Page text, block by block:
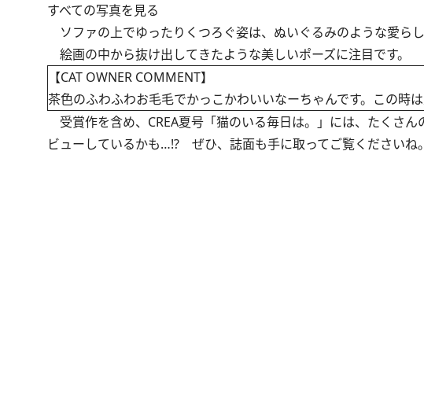
すべての写真を見る
ソファの上でゆったりくつろぐ姿は、ぬいぐるみのような愛らし
絵画の中から抜け出してきたような美しいポーズに注目です。
【CAT OWNER COMMENT】
茶色のふわふわお毛毛でかっこかわいいなーちゃんです。この時
受賞作を含め、 CREA夏号「猫のいる毎日は。」 には、たくさん
ビューしているかも…!? ぜひ、誌面も手に取ってご覧くださいね。